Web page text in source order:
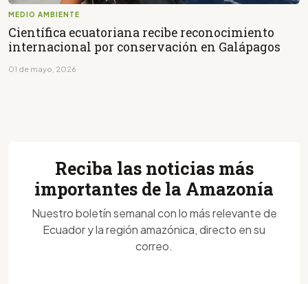
MEDIO AMBIENTE
Científica ecuatoriana recibe reconocimiento
internacional por conservación en Galápagos
01 de mayo, 2026
Reciba las noticias más
importantes de la Amazonía
Nuestro boletín semanal con lo más relevante de
Ecuador y la región amazónica, directo en su
correo.